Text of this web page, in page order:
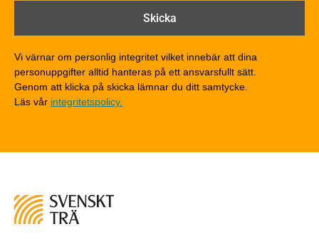
Brandklasser för material och konstruktioner
Träkonstruktioners brandmotstånd
Detaljlösningar
Träytors brandegenskaper
Tekniska byten med sprinkler
Riskvärdering i flervåningsbostadshus
Miljöeffekter
LCA
Vi värnar om personlig integritet vilket innebär att dina
personuppgifter alltid hanteras på ett ansvarsfullt sätt.
Genom att klicka på skicka lämnar du ditt samtycke.
Läs vår integritetspolicy.